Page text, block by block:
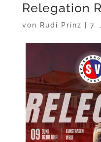
Relegation
von Rudi Prinz 7.